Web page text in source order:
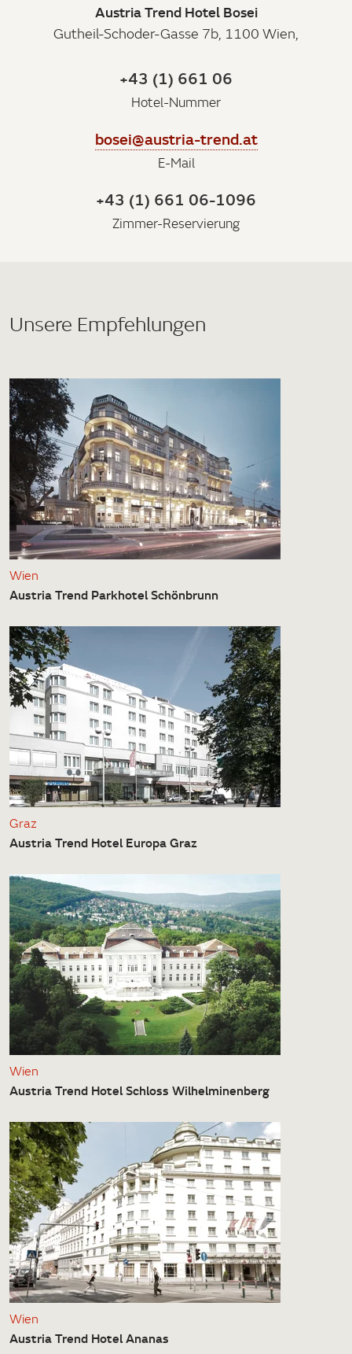
Austria Trend Hotel Bosei
Gutheil-Schoder-Gasse 7b, 1100 Wien,
+43 (1) 661 06
Hotel-Nummer
bosei@austria-trend.at
E-Mail
+43 (1) 661 06-1096
Zimmer-Reservierung
Unsere Empfehlungen
Wien
Austria Trend Parkhotel Schönbrunn
Graz
Austria Trend Hotel Europa Graz
Wien
Austria Trend Hotel Schloss Wilhelminenberg
Wien
Austria Trend Hotel Ananas